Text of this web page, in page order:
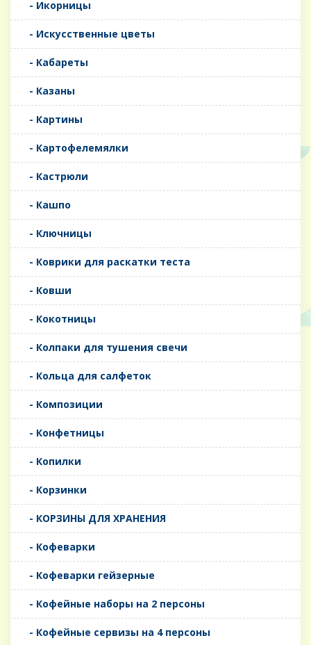
- Икорницы
- Искусственные цветы
- Кабареты
- Казаны
- Картины
- Картофелемялки
- Кастрюли
- Кашпо
- Ключницы
- Коврики для раскатки теста
- Ковши
- Кокотницы
- Колпаки для тушения свечи
- Кольца для салфеток
- Композиции
- Конфетницы
- Копилки
- Корзинки
- КОРЗИНЫ ДЛЯ ХРАНЕНИЯ
- Кофеварки
- Кофеварки гейзерные
- Кофейные наборы на 2 персоны
- Кофейные сервизы на 4 персоны